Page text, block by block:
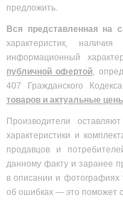
предложить.
Вся представленная на
характеристик,
информационный
публичной офертой,
407 Гражданского
товаров и актуальные
Производители
характеристики и
продавцов и
данному факту и заранее
в описании и
об ошибках — это поможет